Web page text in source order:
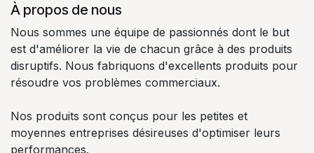
À propos de nous
Nous sommes une équipe de passionnés dont le but
est d'améliorer la vie de chacun grâce à des produits
disruptifs. Nous fabriquons d'excellents produits pour
résoudre vos problèmes commerciaux.
Nos produits sont conçus pour les petites et
moyennes entreprises désireuses d'optimiser leurs
performances.